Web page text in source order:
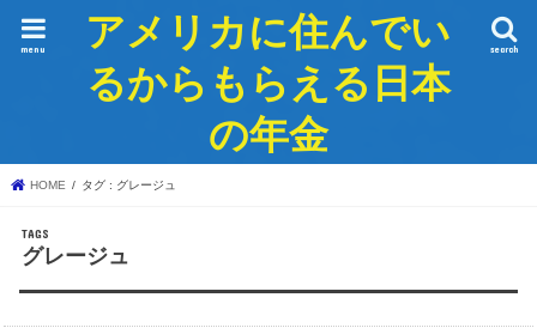
アメリカに住んでい
るからもらえる日本
の年金
search
menu
HOME タグ : グレージュ
グレージュ